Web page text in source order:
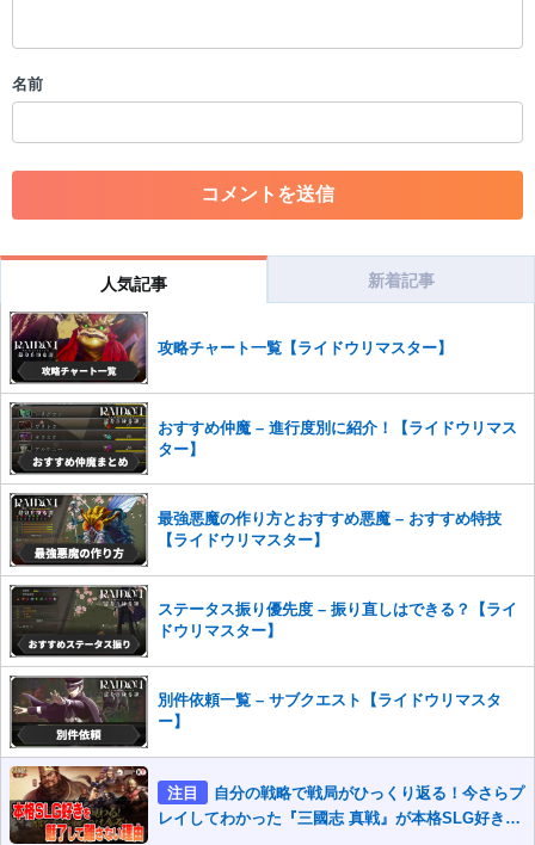
・一度削除された投稿を再び投稿すること
・アカウントの売買など金銭が絡む内容の投稿
・各ゲームのネタバレを含む内容の投稿
・その他、管理者が不適切と判断した投稿
だけますでしょうか。
コメントの削除を申請する
※投稿内容を確認後、順次対応さ
せていただきます。ご了承ください。
※一度削除したコメントは復元ができませんのでご注意くだ
さい。
また、過度な利用規約の違反や、弊社に損害の及ぶ内容の書き込みがあ
った場合は、法的措置をとらせていただく場合もございますので、あら
かじめご理解くださいませ。
名前
人気記事 新着記事
攻略チャート一覧【ライドウリマスター】
おすすめ仲魔 – 進行度別に紹介！【ライドウリマス
ター】
最強悪魔の作り方とおすすめ悪魔 – おすすめ特技
【ライドウリマスター】
ステータス振り優先度 – 振り直しはできる？【ライ
ドウリマスター】
別件依頼一覧 – サブクエスト【ライドウリマスタ
ー】
注目
自分の戦略で戦局がひっくり返る！今さらプ
レイしてわかった『三國志 真戦』が本格SLG好きを